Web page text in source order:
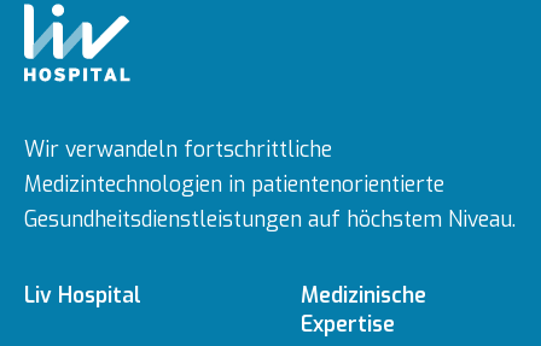
Wir verwandeln fortschrittliche
Medizintechnologien in patientenorientierte
Gesundheitsdienstleistungen auf höchstem Niveau.
Liv Hospital
Medizinische
Expertise